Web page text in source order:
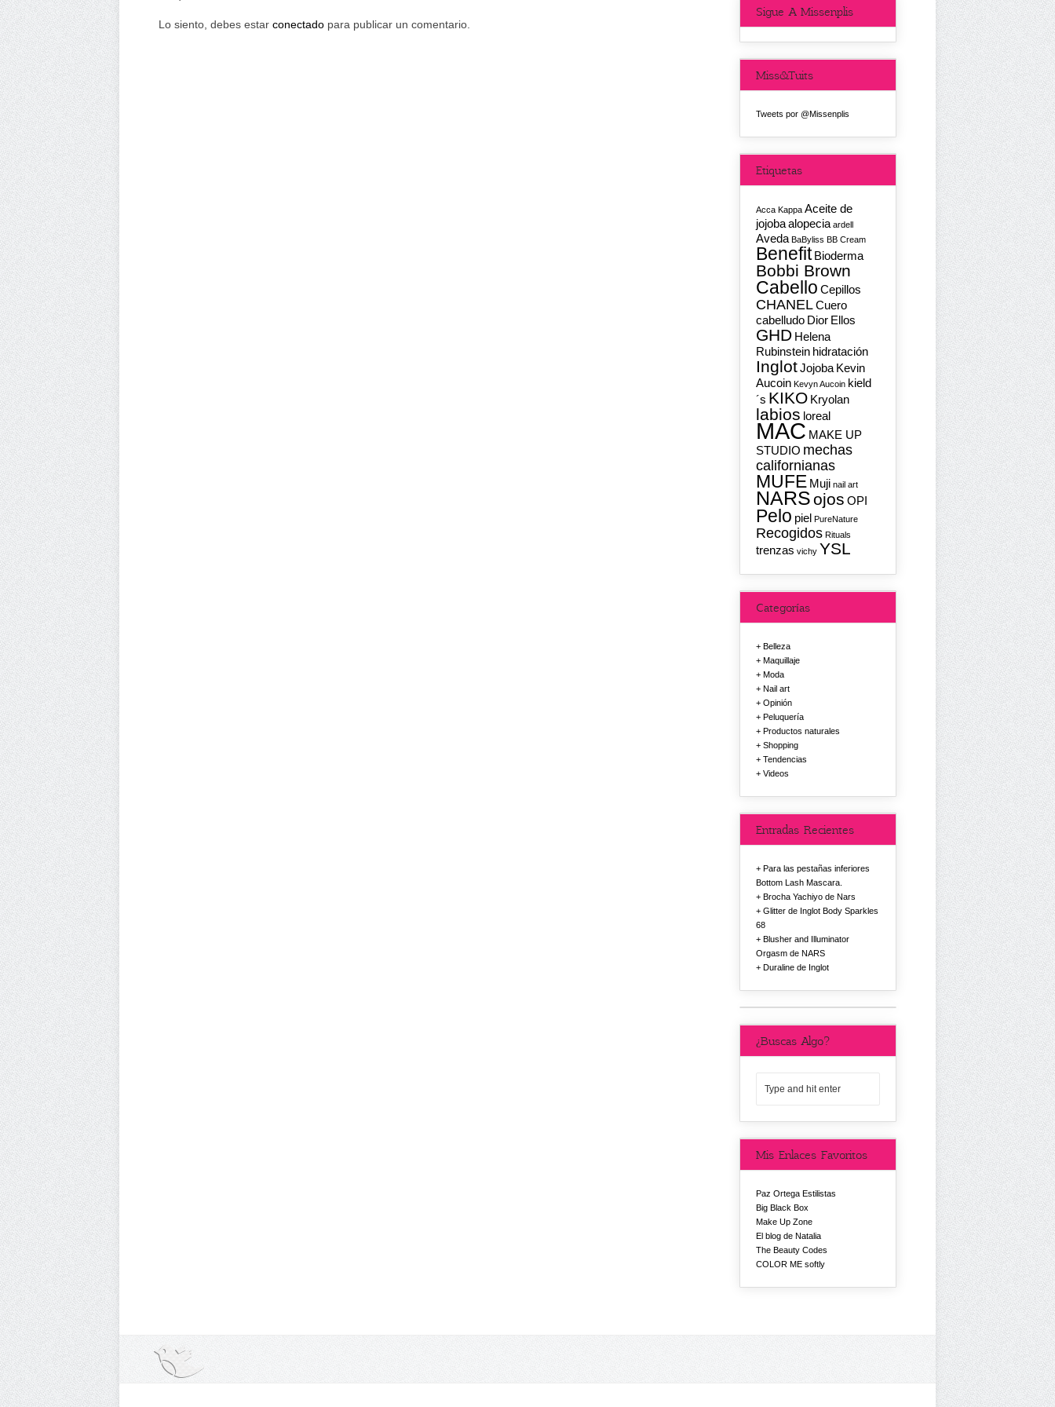
Lo siento, debes estar conectado para publicar un comentario.
Sigue A Missenplis
Miss&Tuits
Tweets por @Missenplis
Etiquetas
Acca Kappa Aceite de
jojobaalopecia ardell
Aveda BaByliss BB Cream
Benefit Bioderma
Bobbi Brown
Cabello Cepillos
CHANELCuero
cabelludo Dior Ellos
GHD Helena
Rubinstein hidratación
InglotJojoba Kevin
Aucoin Kevyn Aucoin kield
´s KIKO Kryolan
labios loreal
MAC MAKE UP
STUDIO mechas
californianas
MUFE Muji nail art
NARSojos OPI
Pelo piel PureNature
Recogidos Rituals
trenzas vichy YSL
Categorías
Belleza
Maquillaje
Moda
Nail art
Opinión
Peluquería
Productos naturales
Shopping
Tendencias
Videos
Entradas Recientes
Para las pestañas inferiores
Bottom Lash Mascara.
Brocha Yachiyo de Nars
Glitter de Inglot Body Sparkles
68
Blusher and Illuminator
Orgasm de NARS
Duraline de Inglot
¿Buscas Algo?
Mis Enlaces Favoritos
Paz Ortega Estilistas
Big Black Box
Make Up Zone
El blog de Natalia
The Beauty Codes
COLOR ME softly